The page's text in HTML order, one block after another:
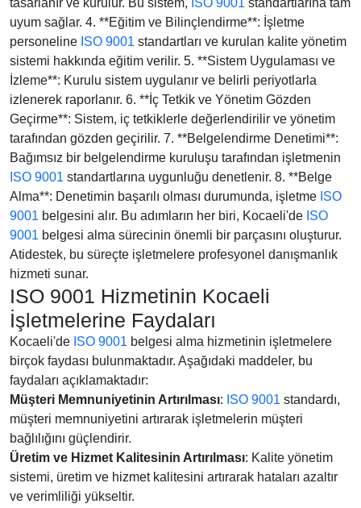
tasarlanır ve kurulur. Bu sistem, ISO 9001 standartlarına tam
uyum sağlar. 4. **Eğitim ve Bilinçlendirme**: İşletme
personeline ISO 9001 standartları ve kurulan kalite yönetim
sistemi hakkında eğitim verilir. 5. **Sistem Uygulaması ve
İzleme**: Kurulu sistem uygulanır ve belirli periyotlarla
izlenerek raporlanır. 6. **İç Tetkik ve Yönetim Gözden
Geçirme**: Sistem, iç tetkiklerle değerlendirilir ve yönetim
tarafından gözden geçirilir. 7. **Belgelendirme Denetimi**:
Bağımsız bir belgelendirme kuruluşu tarafından işletmenin
ISO 9001 standartlarına uygunluğu denetlenir. 8. **Belge
Alma**: Denetimin başarılı olması durumunda, işletme ISO
9001 belgesini alır. Bu adımların her biri, Kocaeli'de ISO
9001 belgesi alma sürecinin önemli bir parçasını oluşturur.
Atidestek, bu süreçte işletmelere profesyonel danışmanlık
hizmeti sunar.
ISO 9001 Hizmetinin Kocaeli
İşletmelerine Faydaları
Kocaeli'de ISO 9001 belgesi alma hizmetinin işletmelere
birçok faydası bulunmaktadır. Aşağıdaki maddeler, bu
faydaları açıklamaktadır:
Müşteri Memnuniyetinin Artırılması: ISO 9001 standardı,
müşteri memnuniyetini artırarak işletmelerin müşteri
bağlılığını güçlendirir.
Üretim ve Hizmet Kalitesinin Artırılması: Kalite yönetim
sistemi, üretim ve hizmet kalitesini artırarak hataları azaltır
ve verimliliği yükseltir.